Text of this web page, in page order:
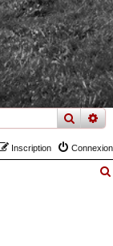
Connexion
Inscription